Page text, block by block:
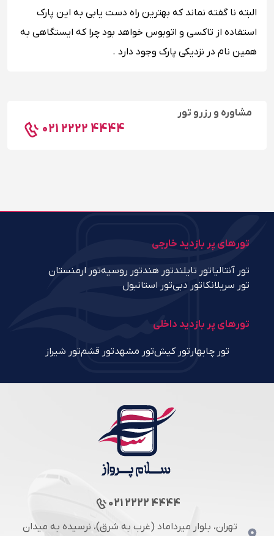
البته نا گفته نماند که بهترین راه دست یابی به این پارک
استفاده از تاکسی و اتوبوس خواهد بود چرا که ایستگاهی به
همین نام در نزدیکی پارک وجود دارد .
مشاوره و رزرو تور
021 2222 4444
تورهای پر بازدید خارجی
تور آنتالیاتور تایلندتور هندتور روسیهتور ارمنستان
تور سریلانکاتور دبیتور استانبول
تورهای پر بازدید داخلی
تور چابهار تور کیشتور مشهدتور قشمتور شیراز
021 2222 4444
تهران، بلوار میرداماد (غرب به شرق)، نرسیده به میدان